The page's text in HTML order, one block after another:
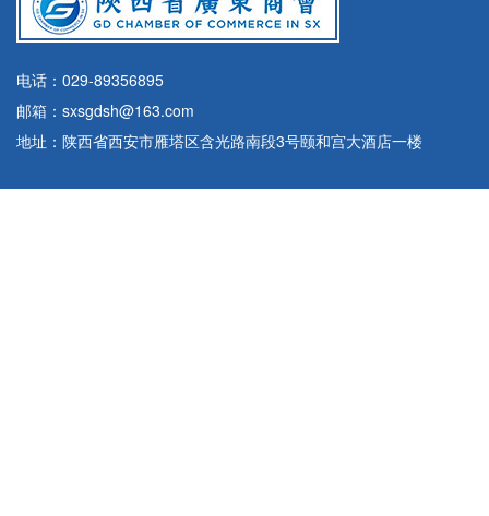
电话：029-89356895
邮箱：sxsgdsh@163.com
地址：陕西省西安市雁塔区含光路南段3号颐和宫大酒店一楼